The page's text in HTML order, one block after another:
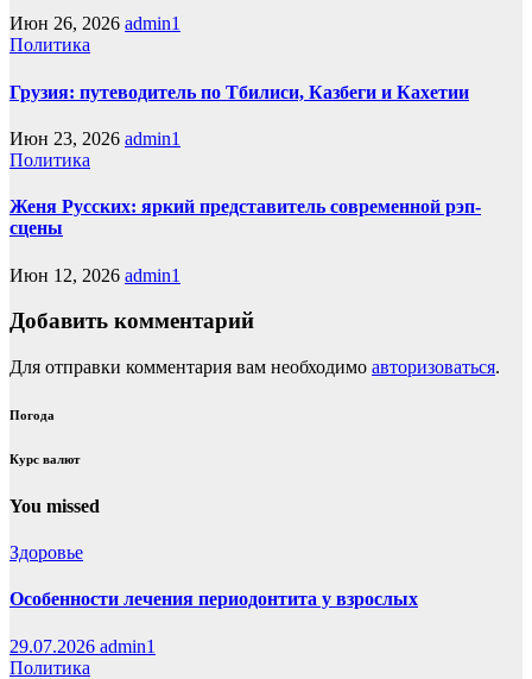
Июн 26, 2026 admin1
Политика
Грузия: путеводитель по Тбилиси, Казбеги и Кахетии
Июн 23, 2026 admin1
Политика
Женя Русских: яркий представитель современной рэп-
сцены
Июн 12, 2026 admin1
Добавить комментарий
Для отправки комментария вам необходимо авторизоваться.
Погода
Курс валют
You missed
Здоровье
Особенности лечения периодонтита у взрослых
29.07.2026 admin1
Политика